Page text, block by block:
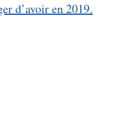
d’avoir en 2019.